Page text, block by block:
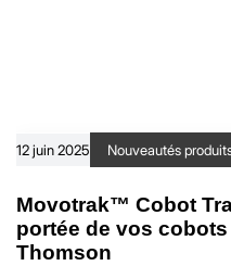
12 juin 2025 Nouveautés
Movotrak™ Cobot
portée de vos cobots
Thomson